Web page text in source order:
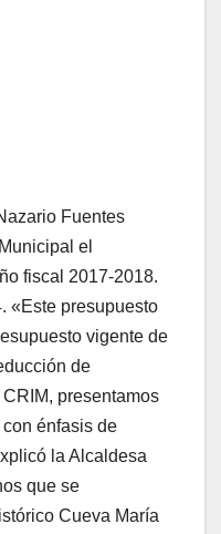
Fuentes
el
fiscal 2017-2018.
«Este presupuesto
vigente de
de
presentamos
énfasis de
la Alcaldesa
que se
Cueva María